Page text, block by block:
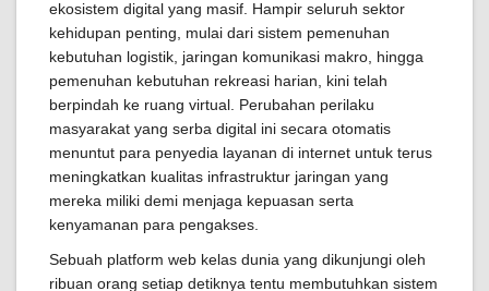
ekosistem digital yang masif. Hampir seluruh sektor
kehidupan penting, mulai dari sistem pemenuhan
kebutuhan logistik, jaringan komunikasi makro, hingga
pemenuhan kebutuhan rekreasi harian, kini telah
berpindah ke ruang virtual. Perubahan perilaku
masyarakat yang serba digital ini secara otomatis
menuntut para penyedia layanan di internet untuk terus
meningkatkan kualitas infrastruktur jaringan yang
mereka miliki demi menjaga kepuasan serta
kenyamanan para pengakses.
Sebuah platform web kelas dunia yang dikunjungi oleh
ribuan orang setiap detiknya tentu membutuhkan sistem